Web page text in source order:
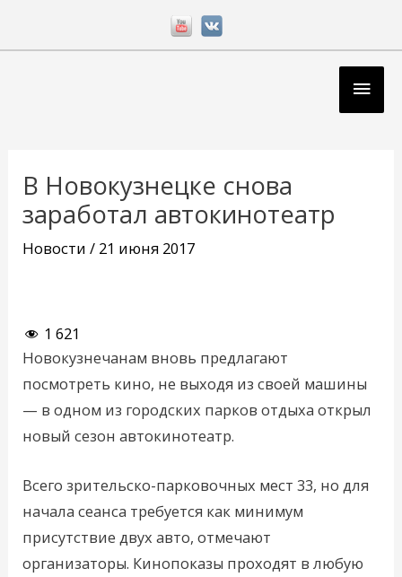
В Новокузнецке снова
заработал автокинотеатр
Новости / 21 июня 2017
1 621
Новокузнечанам вновь предлагают
посмотреть кино, не выходя из своей машины
— в одном из городских парков отдыха открыл
новый сезон автокинотеатр.
Всего зрительско-парковочных мест 33, но для
начала сеанса требуется как минимум
присутствие двух авто, отмечают
организаторы. Кинопоказы проходят в любую
записям